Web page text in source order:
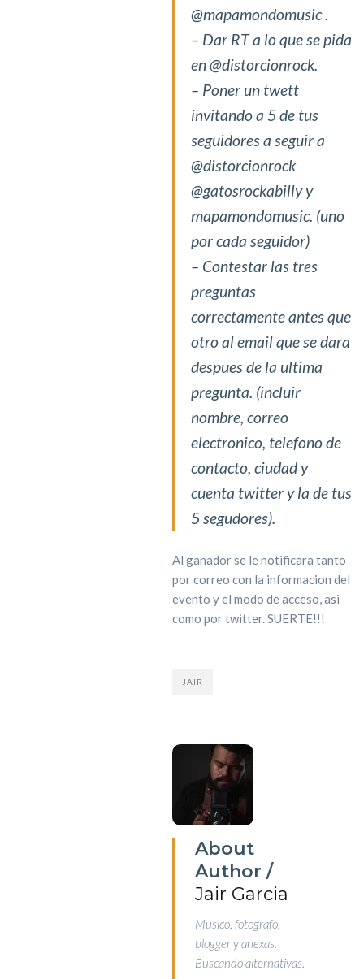
@mapamondomusic .
– Dar RT a lo que se pida
en @distorcionrock.
– Poner un twett
invitando a 5 de tus
seguidores a seguir a
@distorcionrock
@gatosrockabilly y
mapamondomusic. (uno
por cada seguidor)
– Contestar las tres
preguntas
correctamente antes que
otro al email que se dara
despues de la ultima
pregunta. (incluir
nombre, correo
electronico, telefono de
contacto, ciudad y
cuenta twitter y la de tus
5 segudores).
Al ganador se le notificara tanto
por correo con la informacion del
evento y el modo de acceso, asi
como por twitter. SUERTE!!!
JAIR
About
Author /
Jair Garcia
Musico, fotografo,
blogger y anexas.
Buscando alternativas.